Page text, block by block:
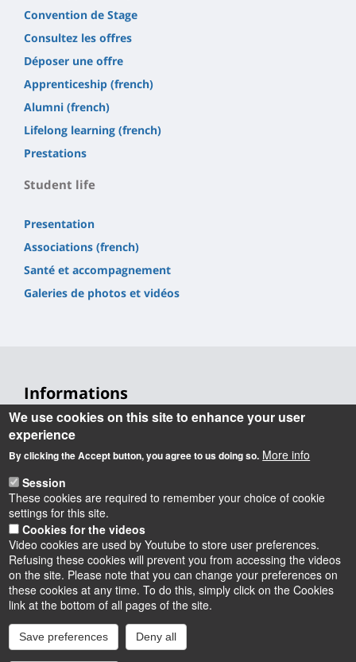
Convention de Stage
Consultez les offres
Déposer une offre
Apprenticeship (french)
Alumni (french)
Lifelong learning (french)
Prestations
Student life
Presentation
Associations (french)
Santé et accompagnement
Galeries de photos et vidéos
Informations
Université d'Orléans
Faculté Droit, Économie, Gestion
Rue de Blois BP 26739
Accueil : 02 38 41 70 31
Courriel :accueil.deg@univ-orleans.fr
InstagramLinkedInYoutubeTikTok
Accessibilité : partiellement conforme
We use cookies on this site to enhance your user
experience
By clicking the Accept button, you agree to us doing so. More info
Session
These cookies are required to remember your choice of cookie
settings for this site.
Cookies for the videos
Video cookies are used by Youtube to store user preferences.
Refusing these cookies will prevent you from accessing the videos
on the site. Please note that you can change your preferences on
these cookies at any time. To do this, simply click on the Cookies
link at the bottom of all pages of the site.
Save preferences Deny all